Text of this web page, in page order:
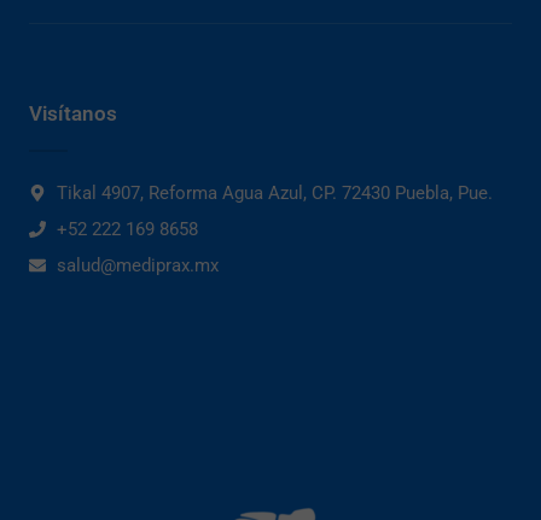
Visítanos
Tikal 4907, Reforma Agua Azul, CP. 72430 Puebla, Pue.
+52 222 169 8658
salud@mediprax.mx